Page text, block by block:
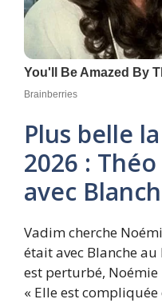
Plus belle
2026 :
avec
Vadim cherche
était avec Blanche
est perturbé,
« Elle est compliquée